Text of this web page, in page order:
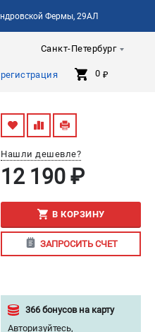
Фермы, 29АЛ
Санкт-Петербург
0 ₽
Нашли дешевле?
12 190 ₽
В КОРЗИНУ
ЗАПРОСИТЬ СЧЕТ
366 бонусов на карту
Авторизуйтесь,